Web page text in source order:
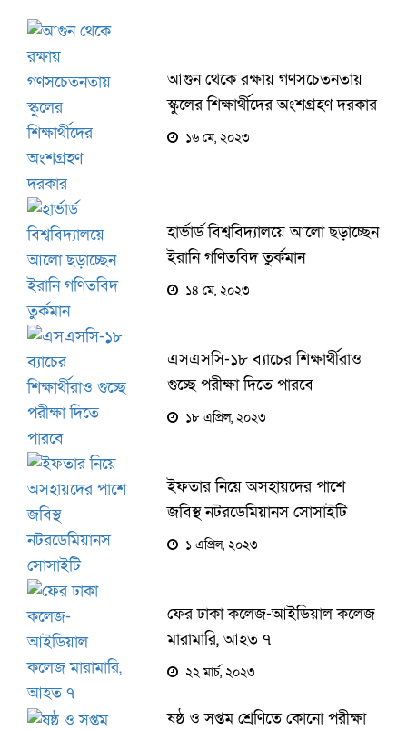
আগুন থেকে রক্ষায় গণসচেতনতায়
স্কুলের শিক্ষার্থীদের অংশগ্রহণ দরকার
১৬ মে, ২০২৩
হার্ভার্ড বিশ্ববিদ্যালয়ে আলো ছড়াচ্ছেন
ইরানি গণিতবিদ তুর্কমান
১৪ মে, ২০২৩
এসএসসি-১৮ ব্যাচের শিক্ষার্থীরাও
গুচ্ছে পরীক্ষা দিতে পারবে
১৮ এপ্রিল, ২০২৩
ইফতার নিয়ে অসহায়দের পাশে
জবিস্থ নটরডেমিয়ানস সোসাইটি
১ এপ্রিল, ২০২৩
ফের ঢাকা কলেজ-আইডিয়াল কলেজ
মারামারি, আহত ৭
২২ মার্চ, ২০২৩
ষষ্ঠ ও সপ্তম শ্রেণিতে কোনো পরীক্ষা